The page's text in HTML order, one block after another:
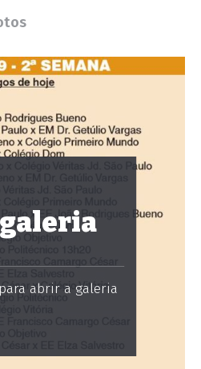
abrir a galeria